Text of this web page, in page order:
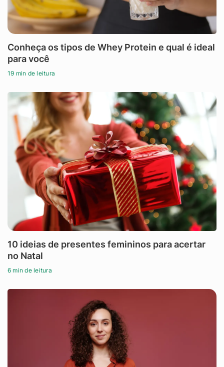
Conheça os tipos de Whey Protein e qual é ideal
para você
19 min de leitura
10 ideias de presentes femininos para acertar
no Natal
6 min de leitura